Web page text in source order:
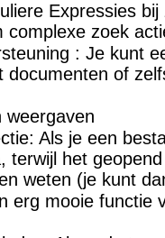
Expressies
zoek
: Je kunt
of
weergaven
Als je een
terwijl het
weten (je kunt
erg mooie functie